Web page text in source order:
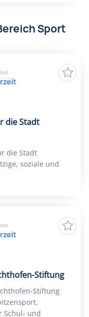
Sport
die Stadt
die Stadt
soziale und
Stiftung
Stiftung
Schul- und